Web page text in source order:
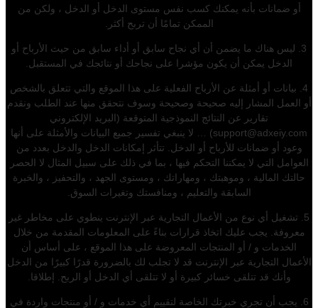
أو ضمانات بأنه يمكنك كسب نفس مستوى الدخل أو الدخل ، ولكن من
الممكن تمامًا أن تربح أكثر.
3. ليس هناك ما يضمن أن أي نجاح سابق أو أداء سابق من حيث الأرباح أو
الدخل يمكن أن يكون مؤشرا على نجاحك أو نتائجك في المستقبل.
4. بيانات أو أمثلة عن الأرباح الفعلية على هذا الموقع والتي تتعلق بالشخص
أو العمل المشار إليه صحيحة وصحيحة وسوف نتحقق منها عند الطلب ونقدم
تقارير عن النتائج النموذجية المتوقعة (البريد الإلكتروني
support@adxeiy.com) … لا ينبغي تفسير جميع البيانات والأمثلة على أنها
وعود أو ضمانات للأرباح أو الدخل. تتأثر إمكانات الدخل والدخل بعدد من
العوامل التي لا يمكننا التحكم فيها ، بما في ذلك على سبيل المثال لا الحصر
حالتك المالية ، وموهبتك ، ومهاراتك ، ومستوى الجهد ، والتحفيز ، والخبرة
السابقة والتعليم ، ومنافستك وتغيرات السوق.
5. تشغيل أي نوع من الأعمال التجارية عبر الإنترنت ينطوي على مخاطر غير
معروفة. يجب عليك اتخاذ قرارات بناءً على المعلومات المقدمة من خلال
الخدمات و / أو المنتجات المعروضة على هذا الموقع ، على أساس أن
الأعمال التجارية عبر الإنترنت قد لا تجلب لك بالضرورة قدرًا كبيرًا من الدخل
وأنك قد تتلقى خسائر كبيرة أو لا تتلقى أي الدخل أو الربح. إطلاقا.
6. يجب أن تجري خبرتك الخاصة لتقييم أي خدمات و / أو منتجات واردة في